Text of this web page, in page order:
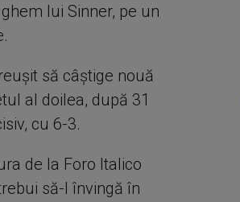
lui Sinner, pe un
să câştige nouă
al doilea, după 31
cu 6-3.
de la Foro Italico
să-l învingă în